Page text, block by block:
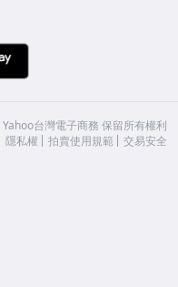
Yahoo台灣電子商務 保留所有權利
隱私權 拍賣使用規範 交易安全